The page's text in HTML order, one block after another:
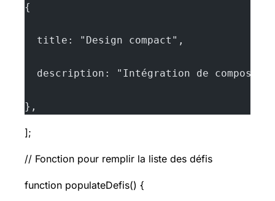
{
  title: "Design compact",
description: "Intégration de
},
];
// Fonction pour remplir la liste des défis
function populateDefis() {